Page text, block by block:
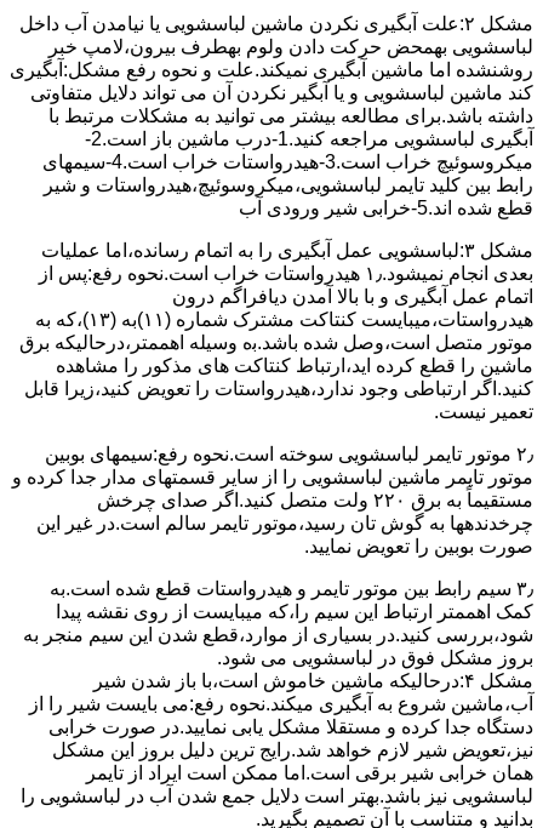
مشکل ۲:علت آبگیری نکردن ماشین لباسشویی یا نیامدن آب داخل
لباسشویی بهمحض ﺣﺮﮐﺖ دادن وﻟﻮم بهطرف ﺑﯿﺮون،ﻻﻣﭗ ﺧﺒﺮ
روشنشده اﻣﺎ ﻣﺎﺷﯿﻦ آﺑﮕﯿﺮی نمیکند.ﻋﻠﺖ و نحوه رﻓﻊ مشکل:آبگیری
کند ماشین لباسشویی و یا آبگیر نکردن آن می تواند دلایل متفاوتی
داشته باشد.برای مطالعه بیشتر می توانید به مشکلات مرتبط با
آبگیری لباسشویی مراجعه کنید.1-درب ﻣﺎﺷﯿﻦ ﺑﺎز اﺳﺖ.2-
ﻣﯿﮑﺮوﺳﻮﺋﯿﭻ ﺧﺮاب اﺳﺖ.3-ﻫﯿﺪرواﺳﺘﺎت ﺧﺮاب اﺳﺖ.4-سیمهای
راﺑﻂ ﺑﯿﻦ ﮐﻠﯿﺪ ﺗﺎﯾﻤﺮ لباسشویی،ﻣﯿﮑﺮوﺳﻮﺋﯿﭻ،ﻫﯿﺪرواﺳﺘﺎت و ﺷﯿﺮ
ﻗﻄﻊ ﺷﺪه اند.5-خرابی شیر ورودی آب
مشکل ۳:لباسشویی ﻋﻤﻞ آﺑﮕﯿﺮی را ﺑﻪ اﺗﻤﺎم رﺳﺎﻧﺪه،اﻣﺎ ﻋﻤﻠﯿﺎت
ﺑﻌﺪی اﻧﺠﺎم نمیشود.۱٫ ﻫﯿﺪرواﺳﺘﺎت ﺧﺮاب اﺳﺖ.نحوه رﻓﻊ:ﭘﺲ از
اﺗﻤﺎم عمل آﺑﮕﯿﺮی و ﺑﺎ ﺑﺎﻻ آﻣﺪن دﯾﺎﻓﺮاﮔﻢ درون
ﻫﯿﺪرواﺳﺘﺎت،میبایست ﮐﻨﺘﺎﮐﺖ ﻣﺸﺘﺮک شماره (۱۱)به (۱۳)،ﮐﻪ ﺑﻪ
ﻣﻮﺗﻮر ﻣﺘﺼﻞ اﺳﺖ،وﺻﻞ ﺷﺪه ﺑﺎﺷﺪ.ﺑه وسیله اهممتر،درحالیکه ﺑﺮق
ﻣﺎﺷﯿﻦ را ﻗﻄﻊ کرده اید،ارﺗﺒﺎط ﮐﻨﺘﺎﮐﺖ ﻫﺎی ﻣﺬﮐﻮر را ﻣﺸﺎﻫﺪه
کنید.اﮔﺮ ارﺗﺒﺎطی وجود ندارد،ﻫﯿﺪرواﺳﺘﺎت را ﺗﻌﻮﯾﺾ ﮐﻨﯿﺪ،زﯾﺮا قابل
ﺗﻌﻤﯿﺮ نیست.
۲٫ ﻣﻮﺗﻮر ﺗﺎﯾﻤﺮ لباسشویی ﺳﻮﺧﺘﻪ اﺳﺖ.نحوه رﻓﻊ:سیمهای ﺑﻮﺑﯿﻦ
ﻣﻮﺗﻮر ﺗﺎﯾﻤﺮ ماشین لباسشویی را از ﺳﺎﯾﺮ قسمتهای ﻣﺪار ﺟﺪا کرده و
مستقیماً ﺑﻪ برق ۲۲۰ وﻟﺖ ﻣﺘﺼﻞ کنید.اﮔﺮ ﺻﺪای ﭼﺮﺧﺶ
چرخدندهها به گوش تان رﺳﯿﺪ،ﻣﻮﺗﻮر ﺗﺎﯾﻤﺮ ﺳﺎﻟﻢ اﺳﺖ.در ﻏﯿﺮ اﯾﻦ
ﺻﻮرت ﺑﻮﺑﯿﻦ را ﺗﻌﻮﯾﺾ ﻧﻤﺎﯾﯿﺪ.
۳٫ ﺳﯿﻢ راﺑﻂ ﺑﯿﻦ ﻣﻮﺗﻮر ﺗﺎﯾﻤﺮ و ﻫﯿﺪرواﺳﺘﺎت ﻗﻄﻊ ﺷﺪه اﺳﺖ.به
کمک اهممتر ارﺗﺒﺎط اﯾﻦ ﺳﯿﻢ را،ﮐﻪ میبایست از روی ﻧﻘﺸﻪ ﭘﯿﺪا
ﺷﻮد،بررسی ﮐﻨﯿﺪ.در ﺑﺴﯿﺎری از موارد،ﻗﻄﻊ ﺷﺪن اﯾﻦ ﺳﯿﻢ ﻣﻨﺠﺮ ﺑﻪ
ﺑﺮوز مشکل ﻓﻮق در لباسشویی می شود.
مشکل ۴:درحالیکه ﻣﺎﺷﯿﻦ ﺧﺎﻣﻮش اﺳﺖ،ﺑﺎ ﺑﺎز ﺷﺪن ﺷﯿﺮ
آب،ﻣﺎﺷﯿﻦ ﺷﺮوع ﺑﻪ آﺑﮕﯿﺮی میکند.نحوه رﻓﻊ:می بایست ﺷﯿﺮ را از
دستگاه جدا کرده و مستقلا مشکل یابی نمایید.در صورت خرابی
نیز،تعویض شیر لازم خواهد شد.رایج ترین دلیل بروز این مشکل
همان خرابی شیر برقی است.اما ممکن است ایراد از تایمر
لباسشویی نیز باشد.بهتر است دلایل جمع شدن آب در لباسشویی را
بدانید و متناسب با آن تصمیم بگیرید.